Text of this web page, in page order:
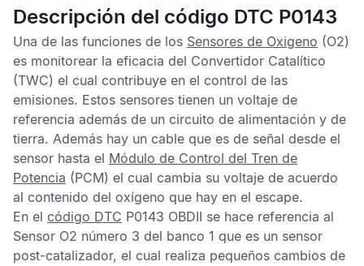
Descripción del código DTC P0143
Una de las funciones de los Sensores de Oxigeno (O2)
es monitorear la eficacia del Convertidor Catalítico
(TWC) el cual contribuye en el control de las
emisiones. Estos sensores tienen un voltaje de
referencia además de un circuito de alimentación y de
tierra. Además hay un cable que es de señal desde el
sensor hasta el Módulo de Control del Tren de
Potencia (PCM) el cual cambia su voltaje de acuerdo
al contenido del oxígeno que hay en el escape.
En el código DTC P0143 OBDII se hace referencia al
Sensor O2 número 3 del banco 1 que es un sensor
post-catalizador, el cual realiza pequeños cambios de